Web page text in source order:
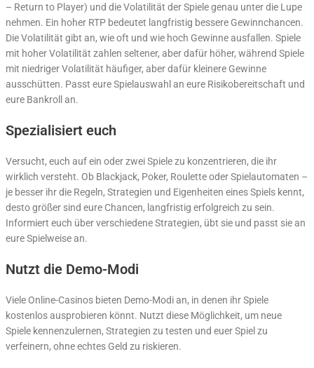
– Return to Player) und die Volatilität der Spiele genau unter die Lupe
nehmen. Ein hoher RTP bedeutet langfristig bessere Gewinnchancen.
Die Volatilität gibt an, wie oft und wie hoch Gewinne ausfallen. Spiele
mit hoher Volatilität zahlen seltener, aber dafür höher, während Spiele
mit niedriger Volatilität häufiger, aber dafür kleinere Gewinne
ausschütten. Passt eure Spielauswahl an eure Risikobereitschaft und
eure Bankroll an.
Spezialisiert euch
Versucht, euch auf ein oder zwei Spiele zu konzentrieren, die ihr
wirklich versteht. Ob Blackjack, Poker, Roulette oder Spielautomaten –
je besser ihr die Regeln, Strategien und Eigenheiten eines Spiels kennt,
desto größer sind eure Chancen, langfristig erfolgreich zu sein.
Informiert euch über verschiedene Strategien, übt sie und passt sie an
eure Spielweise an.
Nutzt die Demo-Modi
Viele Online-Casinos bieten Demo-Modi an, in denen ihr Spiele
kostenlos ausprobieren könnt. Nutzt diese Möglichkeit, um neue
Spiele kennenzulernen, Strategien zu testen und euer Spiel zu
verfeinern, ohne echtes Geld zu riskieren.